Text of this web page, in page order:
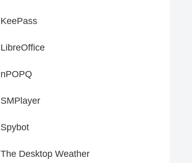
KeePass
LibreOffice
nPOPQ
SMPlayer
Spybot
The Desktop Weather